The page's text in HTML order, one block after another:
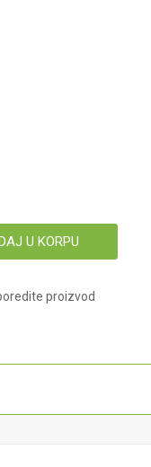
U KORPU
proizvod